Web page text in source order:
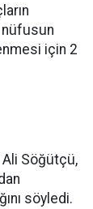
nüfusun
için 2
Söğütçü,
söyledi.